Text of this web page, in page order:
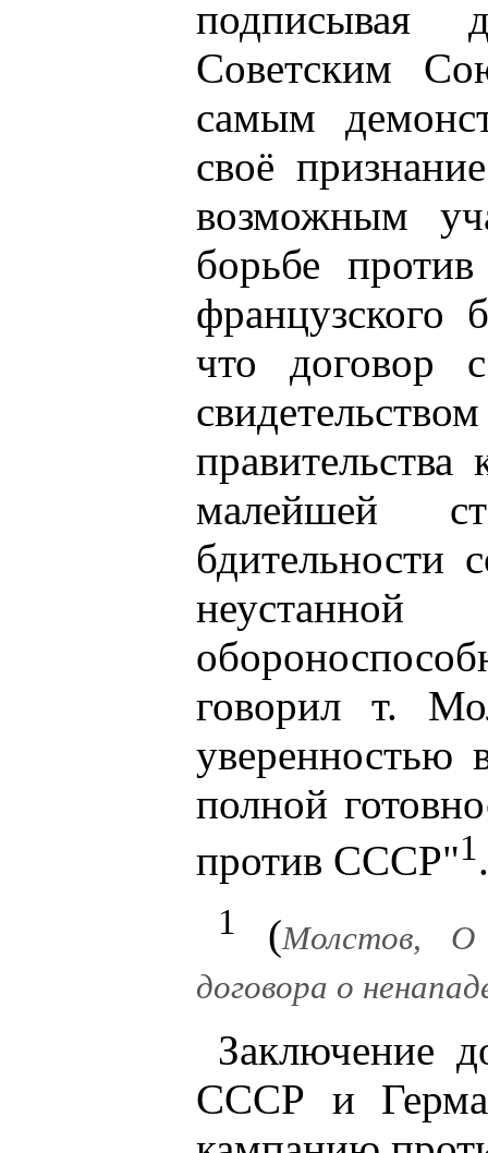
подписывая
Советским
самым
своё
возможным
борьбе
французского
что договор
малейшей
бдительности
говорил т.
уверенностью
полной
против СССР"1.
1 (Молстов, О
договора о
Заключение
СССР и